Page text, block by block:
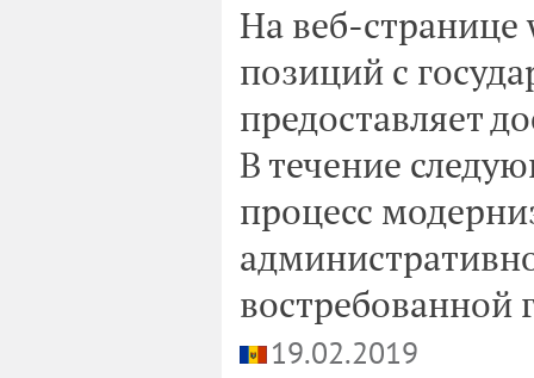
На веб-
позиций с
предоставляет
В течение
процесс
востребованной
19.02.2019